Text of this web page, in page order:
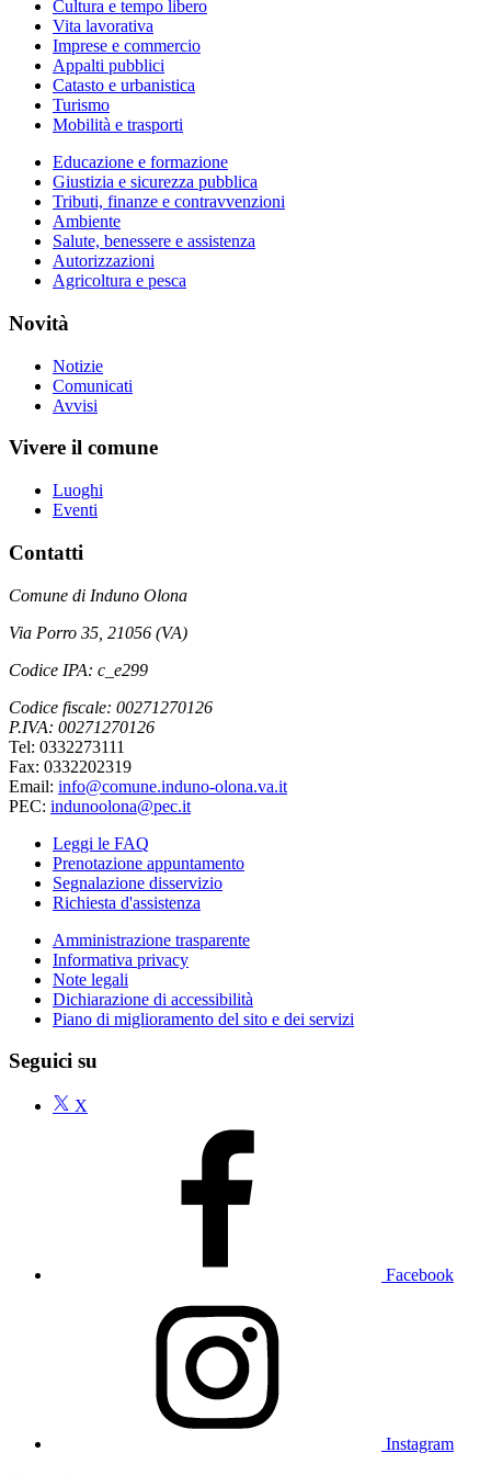
Cultura e tempo libero
Vita lavorativa
Imprese e commercio
Appalti pubblici
Catasto e urbanistica
Turismo
Mobilità e trasporti
Educazione e formazione
Giustizia e sicurezza pubblica
Tributi, finanze e contravvenzioni
Ambiente
Salute, benessere e assistenza
Autorizzazioni
Agricoltura e pesca
Novità
Notizie
Comunicati
Avvisi
Vivere il comune
Luoghi
Eventi
Contatti
Comune di Induno Olona
Via Porro 35, 21056 (VA)
Codice IPA: c_e299
Codice fiscale: 00271270126
P.IVA: 00271270126
Tel: 0332273111
Fax: 0332202319
Email: info@comune.induno-olona.va.it
PEC: indunoolona@pec.it
Leggi le FAQ
Prenotazione appuntamento
Segnalazione disservizio
Richiesta d'assistenza
Amministrazione trasparente
Informativa privacy
Note legali
Dichiarazione di accessibilità
Piano di miglioramento del sito e dei servizi
Seguici su
X
Facebook
Instagram